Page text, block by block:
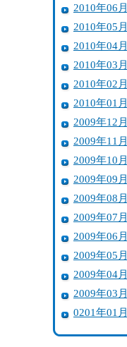
2010年06月
2010年05月
2010年04月
2010年03月
2010年02月
2010年01月
2009年12月
2009年11月
2009年10月
2009年09月
2009年08月
2009年07月
2009年06月
2009年05月
2009年04月
2009年03月
0201年01月